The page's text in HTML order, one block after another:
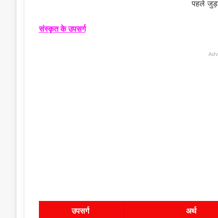
पहले
संस्कृत के उपसर्ग
उपसर्ग अर्थ